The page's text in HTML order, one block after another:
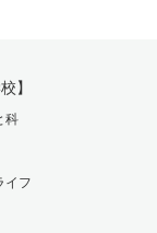
】
科
イフ